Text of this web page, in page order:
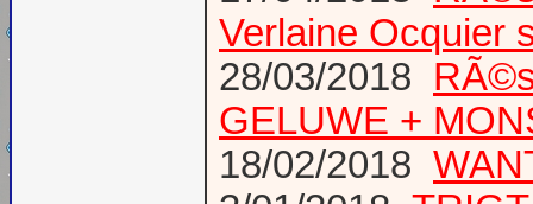
Verlaine Ocquier
28/03/2018
GELUWE +
18/02/2018